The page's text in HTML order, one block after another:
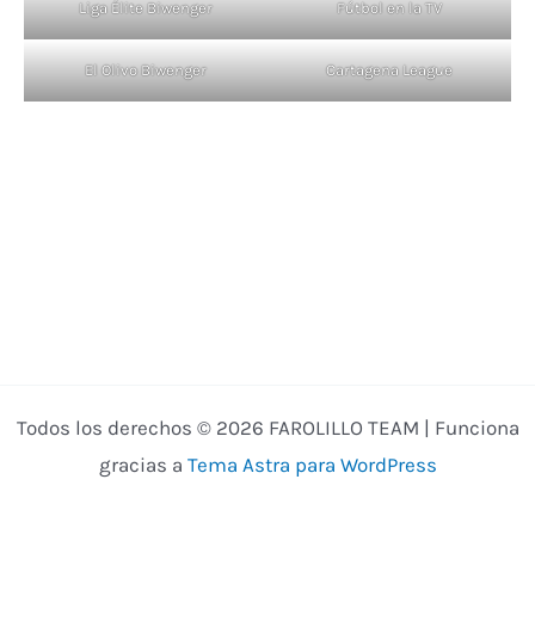
Liga Élite Biwenger Fútbol en la TV
El Olivo Biwenger Cartagena League
Todos los derechos © 2026 FAROLILLO TEAM | Funciona
gracias a Tema Astra para WordPress